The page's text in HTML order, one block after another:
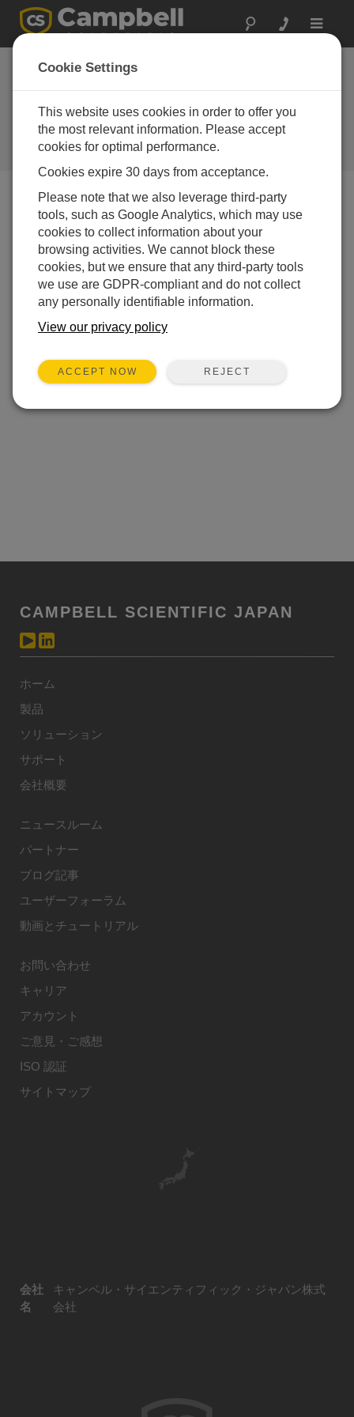
Toggle
Asia Sustainable
Energy Week
(ASEW) 2026
July 01 - July 03, 2026 | Bangkok,
Thailand
Event not found.
CAMPBELL SCIENTIFIC JAPAN
ホーム
製品
ソリューション
サポート
会社概要
ニュースルーム
パートナー
ブログ記事
ユーザーフォーラム
動画とチュートリアル
お問い合わせ
キャリア
アカウント
ご意見・ご感想
ISO 認証
サイトマップ
会社
名
キャンベル・サイエンティフィック・ジャパン株式
会社
Cookie Settings
This website uses cookies in order to offer you
the most relevant information. Please accept
cookies for optimal performance.
Cookies expire 30 days from acceptance.
Please note that we also leverage third-party
tools, such as Google Analytics, which may use
cookies to collect information about your
browsing activities. We cannot block these
cookies, but we ensure that any third-party tools
we use are GDPR-compliant and do not collect
any personally identifiable information.
View our privacy policy
ACCEPT NOW REJECT